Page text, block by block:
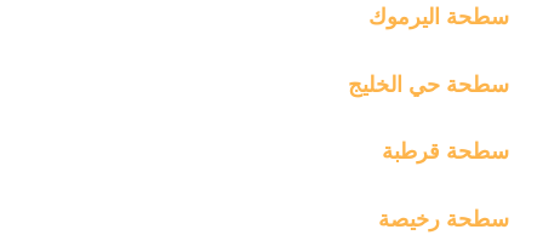
سطحة اليرموك
سطحة حي الخليج
سطحة قرطبة
سطحة رخيصة